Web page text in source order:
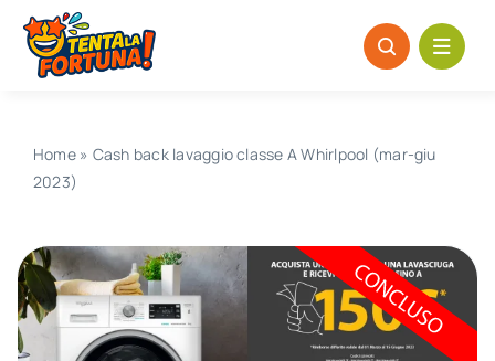
Salta
contenuto
Home» Cash back lavaggio classe A Whirlpool (mar-giu
2023)